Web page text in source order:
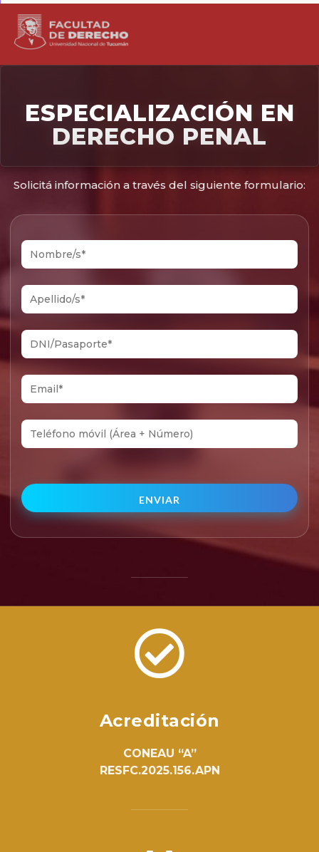
ESPECIALIZACIÓN EN
DERECHO PENAL
Solicitá información a través del siguiente formulario:
Acreditación
CONEAU “A”
RESFC.2025.156.APN